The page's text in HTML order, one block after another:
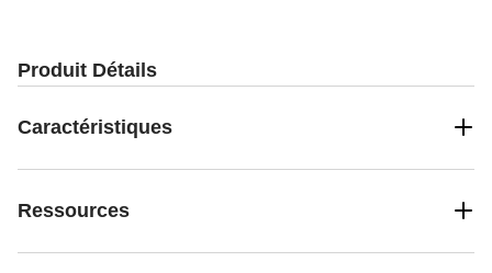
Produit Détails
Caractéristiques
Ressources